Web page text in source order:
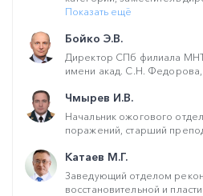
Показать ещё
Бойко Э.В.
Директор СПб филиала
имени акад. С.Н. Федорова,
Чмырев И.В.
Начальник ожогового
поражений, старший
Катаев М.Г.
Заведующий отделом
восстановительной и